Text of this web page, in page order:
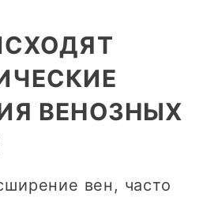
ВЕНОЗНЫХ
вен, часто